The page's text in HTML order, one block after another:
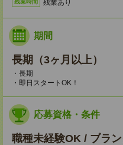
残業時間 残業あり
期間
長期（3ヶ月以上）
・長期
・即日スタートOK！
応募資格・条件
職種未経験OK / ブラ